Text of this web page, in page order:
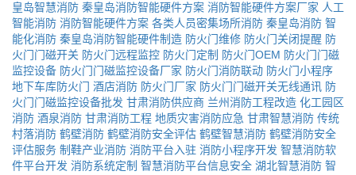
皇岛智慧消防 秦皇岛消防智能硬件方案 消防智能硬件方案厂家 人工
智能消防 消防智能硬件方案 各类人员密集场所消防 秦皇岛消防 智
能化消防 秦皇岛消防智能硬件制造 防火门维修 防火门关闭提醒 防
火门门磁开关 防火门远程监控 防火门定制 防火门OEM 防火门门磁
监控设备 防火门门磁监控设备厂家 防火门消防联动 防火门小程序
地下车库防火门 酒店消防 防火门厂家 防火门门磁开关无线通讯 防
火门门磁监控设备批发 甘肃消防供应商 兰州消防工程改造 化工园区
消防 酒泉消防 甘肃消防工程 地质灾害消防应急 甘肃智慧消防 传统
村落消防 鹤壁消防 鹤壁消防安全评估 鹤壁智慧消防 鹤壁消防安全
评估服务 制鞋产业消防 消防平台入驻 消防小程序开发 智慧消防软
件平台开发 消防系统定制 智慧消防平台信息安全 湖北智慧消防 智